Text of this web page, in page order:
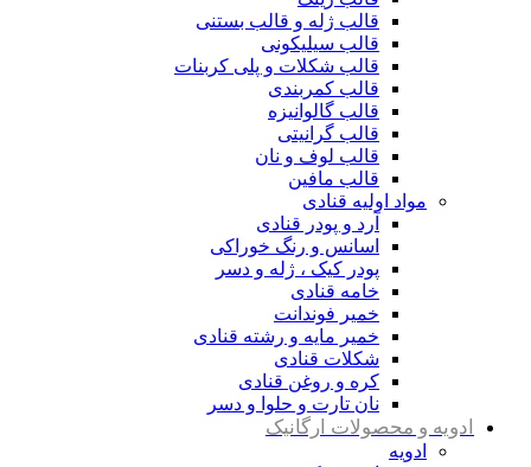
قالب ژله و قالب بستنی
قالب سیلیکونی
قالب شکلات و پلی کربنات
قالب کمربندی
قالب گالوانیزه
قالب گرانیتی
قالب لوف و نان
قالب مافین
مواد اولیه قنادی
آرد و پودر قنادی
اسانس و رنگ خوراکی
پودر کیک ، ژله و دسر
خامه قنادی
خمیر فوندانت
خمیر مایه و رشته قنادی
شکلات قنادی
کره و روغن قنادی
نان تارت و حلوا و دسر
ادویه و محصولات ارگانیک
ادویه